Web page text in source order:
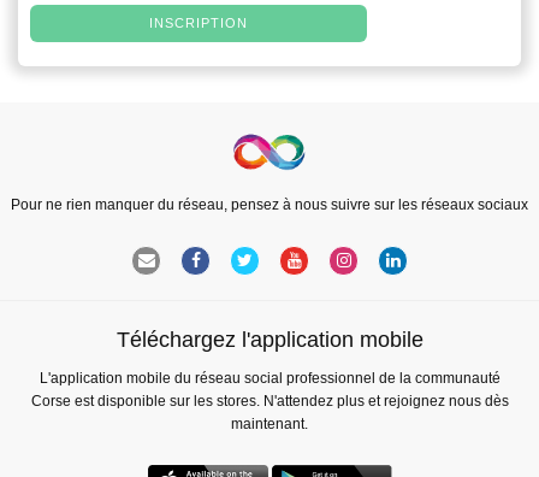
INSCRIPTION
Pour ne rien manquer du réseau, pensez à nous suivre sur les réseaux sociaux
Téléchargez l'application mobile
L'application mobile du réseau social professionnel de la communauté
Corse est disponible sur les stores. N'attendez plus et rejoignez nous dès
maintenant.